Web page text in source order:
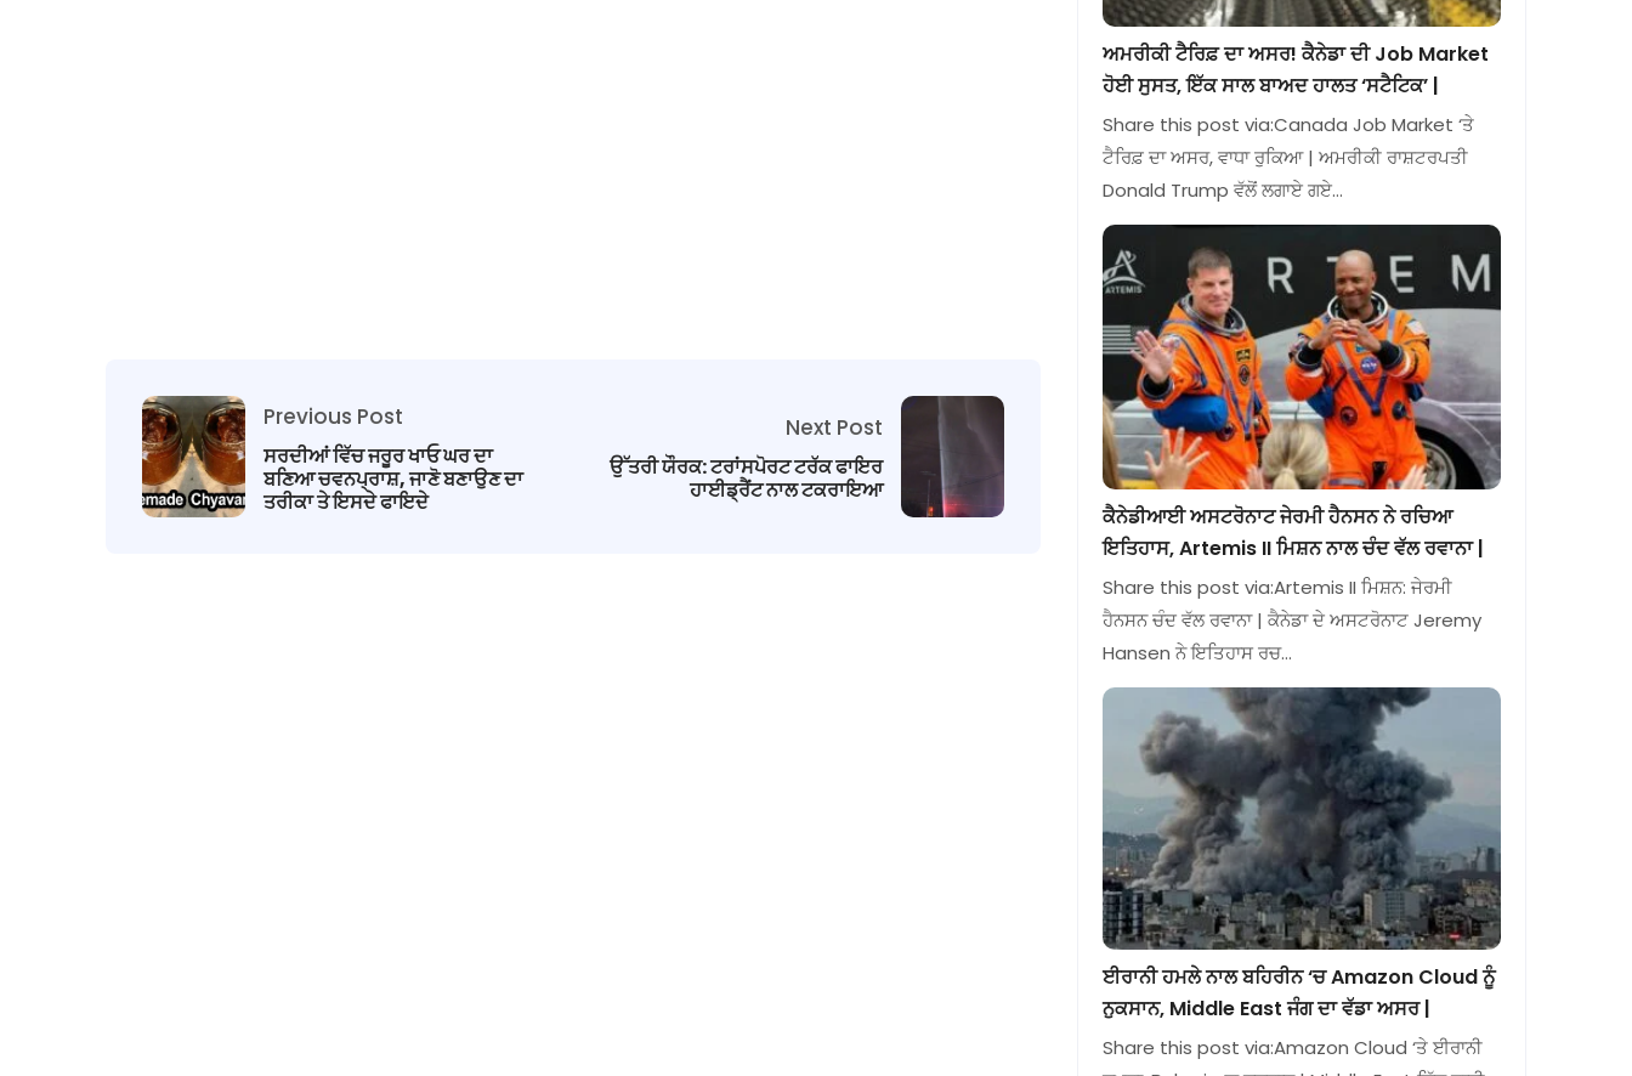
Previous Post
ਸਰਦੀਆਂ ਵਿੱਚ ਜਰੂਰ ਖਾਓ ਘਰ ਦਾ
ਬਣਿਆ ਚਵਨਪ੍ਰਾਸ਼, ਜਾਣੋ ਬਣਾਉਣ ਦਾ
ਤਰੀਕਾ ਤੇ ਇਸਦੇ ਫਾਇਦੇ
Next Post
ਉੱਤਰੀ ਯੌਰਕ: ਟਰਾਂਸਪੋਰਟ ਟਰੱਕ ਫਾਇਰ
ਹਾਈਡ੍ਰੈਂਟ ਨਾਲ ਟਕਰਾਇਆ
ਅਮਰੀਕੀ ਟੈਰਿਫ਼ ਦਾ ਅਸਰ! ਕੈਨੇਡਾ ਦੀ Job Market
ਹੋਈ ਸੁਸਤ, ਇੱਕ ਸਾਲ ਬਾਅਦ ਹਾਲਤ ‘ਸਟੈਟਿਕ’ |
Share this post via:Canada Job Market ‘ਤੇ
ਟੈਰਿਫ਼ ਦਾ ਅਸਰ, ਵਾਧਾ ਰੁਕਿਆ | ਅਮਰੀਕੀ ਰਾਸ਼ਟਰਪਤੀ
Donald Trump ਵੱਲੋਂ ਲਗਾਏ ਗਏ…
ਕੈਨੇਡੀਆਈ ਅਸਟਰੋਨਾਟ ਜੇਰਮੀ ਹੈਨਸਨ ਨੇ ਰਚਿਆ
ਇਤਿਹਾਸ, Artemis II ਮਿਸ਼ਨ ਨਾਲ ਚੰਦ ਵੱਲ ਰਵਾਨਾ |
Share this post via:Artemis II ਮਿਸ਼ਨ: ਜੇਰਮੀ
ਹੈਨਸਨ ਚੰਦ ਵੱਲ ਰਵਾਨਾ | ਕੈਨੇਡਾ ਦੇ ਅਸਟਰੋਨਾਟ Jeremy
Hansen ਨੇ ਇਤਿਹਾਸ ਰਚ…
ਈਰਾਨੀ ਹਮਲੇ ਨਾਲ ਬਹਿਰੀਨ ‘ਚ Amazon Cloud ਨੂੰ
ਨੁਕਸਾਨ, Middle East ਜੰਗ ਦਾ ਵੱਡਾ ਅਸਰ |
Share this post via:Amazon Cloud ‘ਤੇ ਈਰਾਨੀ